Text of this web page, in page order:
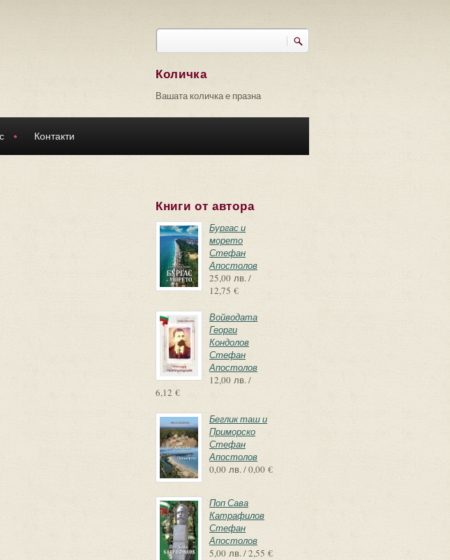
Търси
Количка
Вашата количка е празна
Контакти
Книги от автора
Бургас и
морето
Стефан
Апостолов
25,00 лв. /
12,75 €
Войводата
Георги
Кондолов
Стефан
Апостолов
12,00 лв. /
6,12 €
Беглик таш и
Приморско
Стефан
Апостолов
0,00 лв. / 0,00 €
Поп Сава
Катрафилов
Стефан
Апостолов
5,00 лв. / 2,55 €